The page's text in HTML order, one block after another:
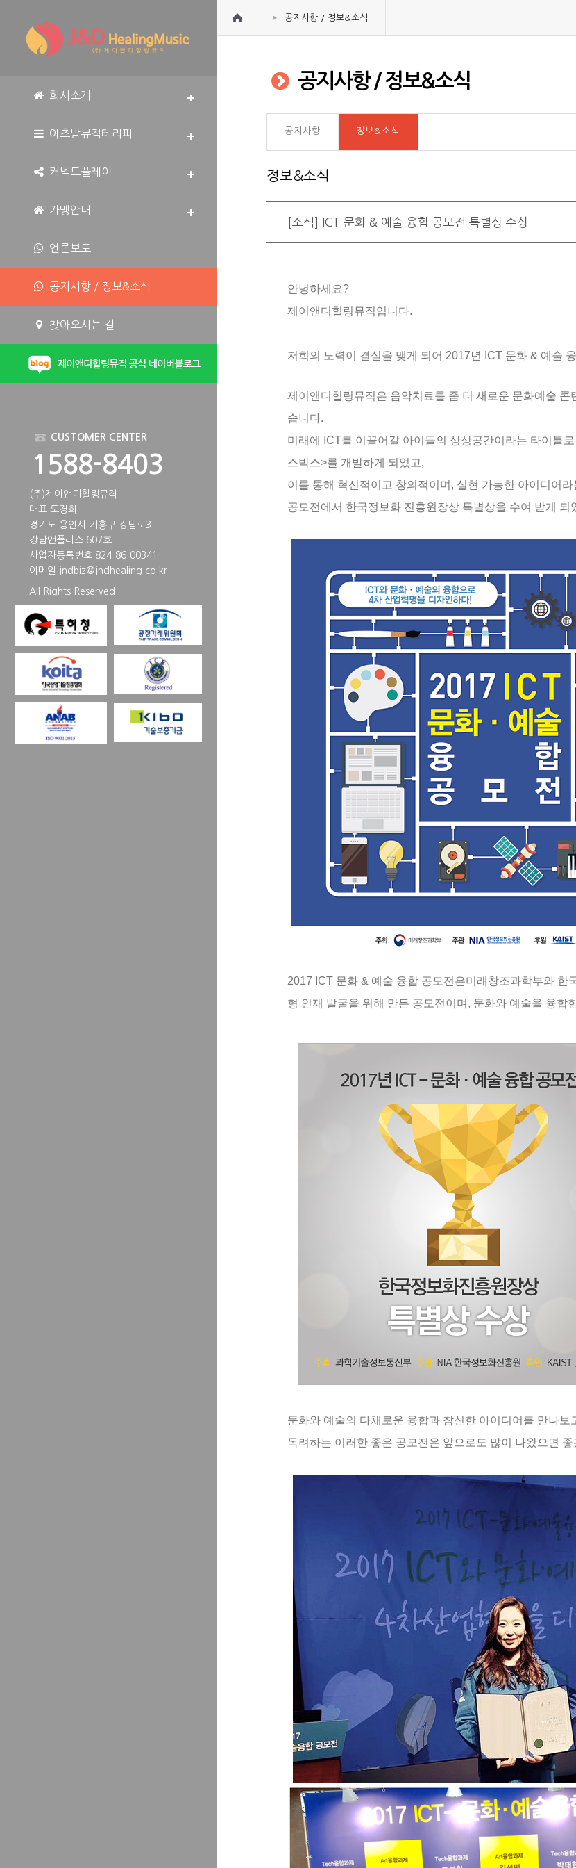
공지사항 / 정보&소식
공지사항 / 정보&소식
공지사항 정보&소식
정보&소식
[소식] ICT 문화 & 예술 융합 공모전 특별상 수상
안녕하세요?
제이앤디힐링뮤직입니다.
저희의 노력이 결실을 맺게 되어 2017년 ICT 문화 & 예술
제이앤디힐링뮤직은 음악치료를 좀 더 새로운 문화예술 콘
습니다.
미래에
ICT를 이끌어갈 아이들의 상상공간이라는 타이틀로
스박스>를 개발하게 되었고,
이를 통해 혁신적이고 창의적이며 , 실현 가능한 아이디어라
공모전에서 한국정보화 진흥원장상 특별상을 수여 받게 되
2017 ICT 문화 & 예술 융합 공모전은미래창조과학부와 한
형 인재 발굴을 위해 만든 공모전이며 , 문화와 예술을 융합
문화와 예술의 다채로운 융합과 참신한 아이디어를 만나보
독려하는 이러한 좋은 공모전은 앞으로도 많이 나왔으면 좋
회사소개
아츠맘뮤직테라피
커넥트플레이
가맹안내
언론보도
공지사항 / 정보&소식
찾아오시는 길
CUSTOMER CENTER
1588-8403
(주)제이앤디힐링뮤직
대표 도경희
경기도 용인시 기흥구 강남로3
강남앤플러스 607호
사업자등록번호 824-86-00341
이메일 jndbiz@jndhealing.co.kr
All Rights Reserved.